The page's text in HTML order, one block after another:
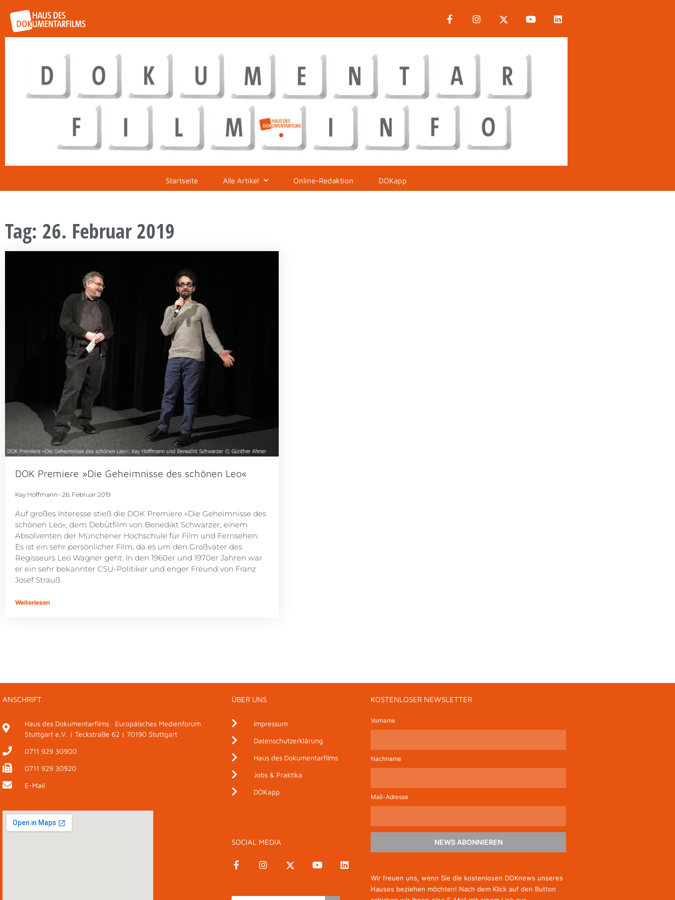
Startseite Alle Artikel Online-Redaktion DOKapp
Tag: 26. Februar 2019
DOK Premiere »Die Geheimnisse des schönen Leo«
Kay Hoffmann 26. Februar 2019
Auf großes Interesse stieß die DOK Premiere »Die Geheimnisse des
schönen Leo«, dem Debütfilm von Benedikt Schwarzer, einem
Absolventen der Münchener Hochschule für Film und Fernsehen.
Es ist ein sehr persönlicher Film, da es um den Großvater des
Regisseurs Leo Wagner geht. In den 1960er und 1970er Jahren war
er ein sehr bekannter CSU-Politiker und enger Freund von Franz
Josef Strauß.
Weiterlesen
ANSCHRIFT
Haus des Dokumentarfilms · Europäisches Medienforum
Stuttgart e.V. | Teckstraße 62 | 70190 Stuttgart
0711 929 30900
0711 929 30920
E-Mail
ÜBER UNS
Impressum
Datenschutzerklärung
Haus des Dokumentarfilms
Jobs & Praktika
DOKapp
SOCIAL MEDIA
KOSTENLOSER NEWSLETTER
Vorname
Nachname
Mail-Adresse
NEWS ABONNIEREN
Wir freuen uns, wenn Sie die kostenlosen DOKnews unseres
Hauses beziehen möchten! Nach dem Klick auf den Button